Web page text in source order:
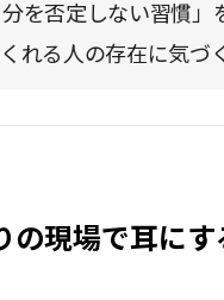
を否定しない習慣」
れる人の存在に気づ
の現場で耳に